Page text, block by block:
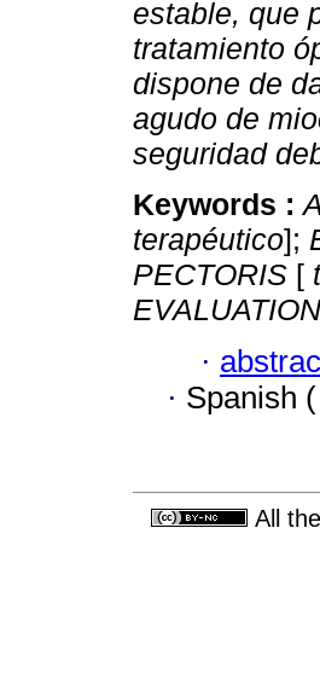
estable, que
tratamiento
dispone de
agudo de
seguridad
Keywords :
terapéutico];
PECTORIS [
EVALUATION
·
· Spanish (
All